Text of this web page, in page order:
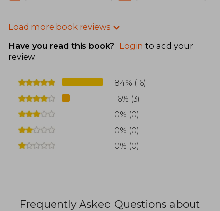
Load more book reviews
Have you read this book? Login to add your
review.
84% (16)
16% (3)
0% (0)
0% (0)
0% (0)
Frequently Asked Questions about